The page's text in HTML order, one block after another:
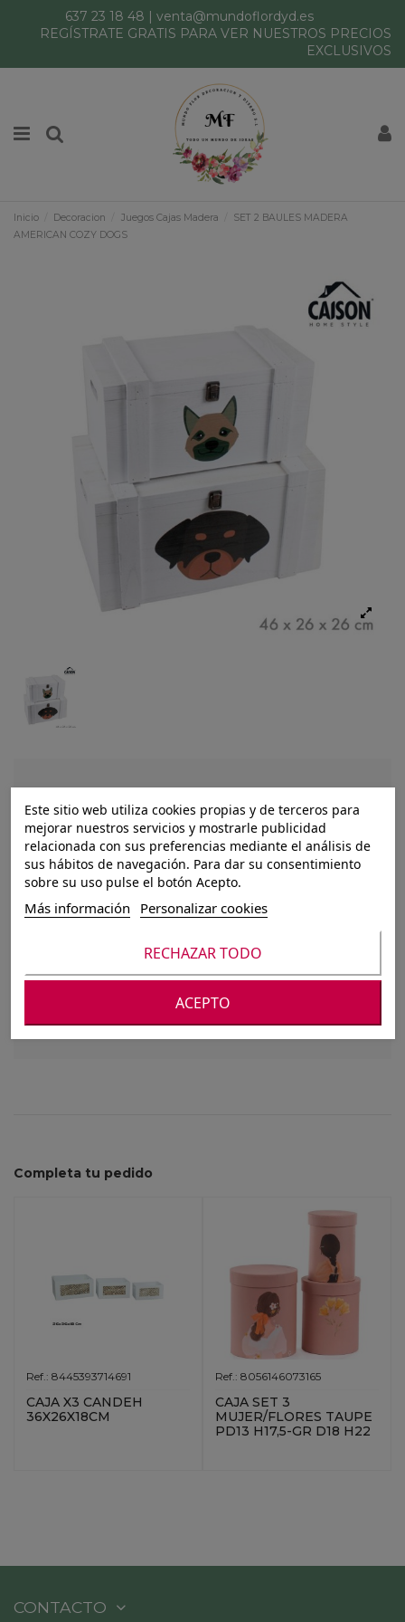
637 23 18 48 | venta@mundoflordyd.es
REGÍSTRATE GRATIS PARA VER NUESTROS PRECIOS
EXCLUSIVOS
Inicio Decoracion Juegos Cajas Madera
SET 2 BAULES MADERA
AMERICAN COZY DOGS
SET 2 BAULES
MADERA AMERICAN
COZY DOGS
Para ver nuestros precios debes registrarte o
Completa tu pedido
Ref.: 8445393714691
CAJA X3 CANDEH
36X26X18CM
Ref.: 8056146073165
CAJA SET 3
MUJER/FLORES TAUPE
PD13 H17,5-GR D18 H22
CONTACTO
Este sitio web utiliza cookies propias y de terceros para
mejorar nuestros servicios y mostrarle publicidad
relacionada con sus preferencias mediante el análisis de
sus hábitos de navegación. Para dar su consentimiento
sobre su uso pulse el botón Acepto.
Más información Personalizar cookies
RECHAZAR TODO
ACEPTO